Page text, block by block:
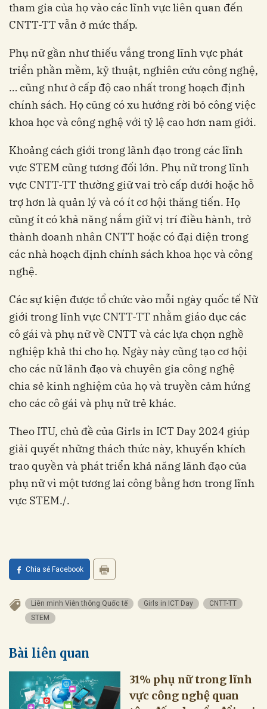
tham gia của họ vào các lĩnh vực liên quan đến
CNTT-TT vẫn ở mức thấp.
Phụ nữ gần như thiếu vắng trong lĩnh vực phát
triển phần mềm, kỹ thuật, nghiên cứu công nghệ,
… cũng như ở cấp độ cao nhất trong hoạch định
chính sách. Họ cũng có xu hướng rời bỏ công việc
khoa học và công nghệ với tỷ lệ cao hơn nam giới.
Khoảng cách giới trong lãnh đạo trong các lĩnh
vực STEM cũng tương đối lớn. Phụ nữ trong lĩnh
vực CNTT-TT thường giữ vai trò cấp dưới hoặc hỗ
trợ hơn là quản lý và có ít cơ hội thăng tiến. Họ
cũng ít có khả năng nắm giữ vị trí điều hành, trở
thành doanh nhân CNTT hoặc có đại diện trong
các nhà hoạch định chính sách khoa học và công
nghệ.
Các sự kiện được tổ chức vào mỗi ngày quốc tế Nữ
giới trong lĩnh vực CNTT-TT nhằm giáo dục các
cô gái và phụ nữ về CNTT và các lựa chọn nghề
nghiệp khả thi cho họ. Ngày này cũng tạo cơ hội
cho các nữ lãnh đạo và chuyên gia công nghệ
chia sẻ kinh nghiệm của họ và truyền cảm hứng
cho các cô gái và phụ nữ trẻ khác.
Theo ITU, chủ đề của Girls in ICT Day 2024 giúp
giải quyết những thách thức này, khuyến khích
trao quyền và phát triển khả năng lãnh đạo của
phụ nữ vì một tương lai công bằng hơn trong lĩnh
vực STEM./.
Chia sẻ Facebook
Liên minh Viễn thông Quốc tế Girls in ICT Day
CNTT-TT
STEM
Bài liên quan
31% phụ nữ trong lĩnh
vực công nghệ quan